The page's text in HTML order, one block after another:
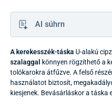
AI súhrn
A kerekesszék-táska U-alakú
szalaggal könnyen rögzíthető a
tolókarokra átfűzve. A felső
használatot biztosít,
kiesjenek. Bevásárláskor a táska